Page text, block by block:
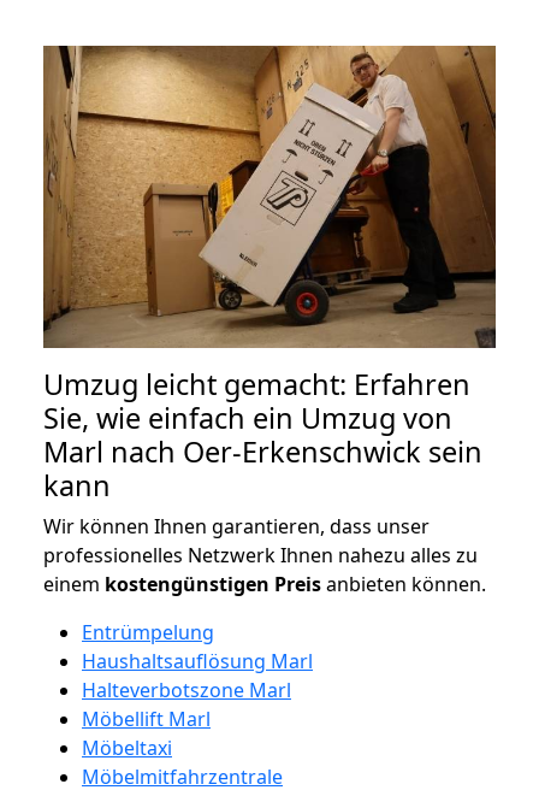
Umzug leicht gemacht: Erfahren
Sie, wie einfach ein Umzug von
Marl nach Oer-Erkenschwick sein
kann
Wir können Ihnen garantieren, dass unser
professionelles Netzwerk Ihnen nahezu alles zu
einem kostengünstigen Preisanbieten können.
Entrümpelung
Haushaltsauflösung Marl
Halteverbotszone Marl
Möbellift Marl
Möbeltaxi
Möbelmitfahrzentrale